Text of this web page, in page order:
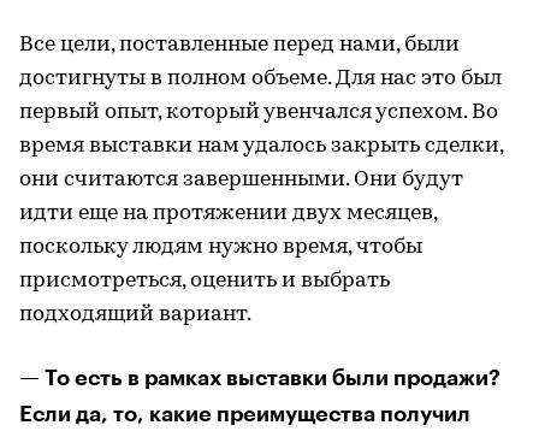
Все цели, поставленные перед нами, были
достигнуты в полном объеме. Для нас это был
первый опыт, который увенчался успехом. Во
время выставки нам удалось закрыть сделки,
они считаются завершенными. Они будут
идти еще на протяжении двух месяцев,
поскольку людям нужно время, чтобы
присмотреться, оценить и выбрать
подходящий вариант.
— То есть в рамках выставки были продажи?
Если да, то, какие преимущества получил